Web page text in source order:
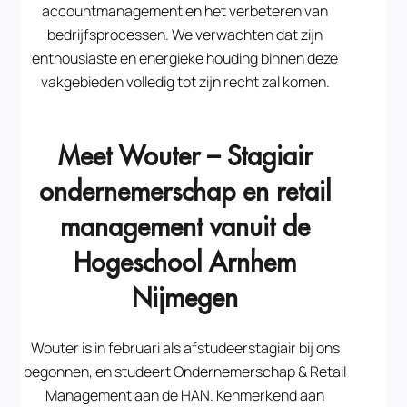
accountmanagement en het verbeteren van
bedrijfsprocessen. We verwachten dat zijn
enthousiaste en energieke houding binnen deze
vakgebieden volledig tot zijn recht zal komen.
Meet Wouter – Stagiair
ondernemerschap en retail
management vanuit de
Hogeschool Arnhem
Nijmegen
Wouter is in februari als afstudeerstagiair bij ons
begonnen, en studeert Ondernemerschap & Retail
Management aan de HAN. Kenmerkend aan